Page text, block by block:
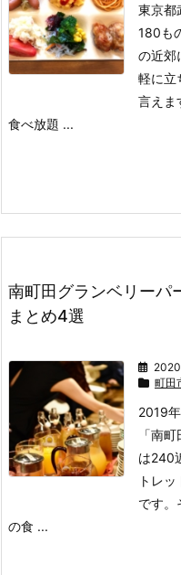
東京都
180も
の近郊
軽に立
言えま
食べ放題 ...
南町田グランベリーパ
まとめ4選
町田
2019
「南
は240
トレ
です。
の食 ...